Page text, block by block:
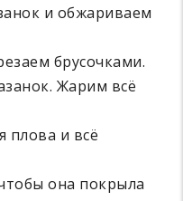
и обжариваем
брусочками.
Жарим всё
плова и всё
она покрыла